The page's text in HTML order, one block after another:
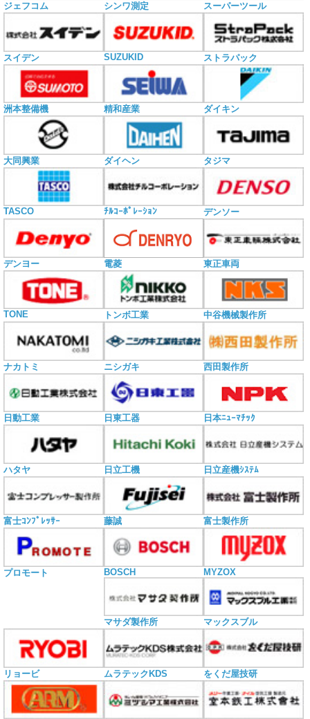
ジェフコム シンワ測定 スーパーツール
スイデン SUZUKID ストラパック
洲本整備機 精和産業 ダイキン
大同興業 ダイヘン タジマ
TASCO ﾁﾙｺｰﾎﾟﾚｰｼｮﾝ デンソー
デンヨー 電菱 東正車両
TONE トンボ工業 中谷機械製作所
ナカトミ ニシガキ 西田製作所
日動工業 日東工器 日本ﾆｭｰﾏﾁｯｸ
ハタヤ 日立工機 日立産機ｼｽﾃﾑ
富士ｺﾝﾌﾟﾚｯｻｰ 藤誠 富士製作所
プロモート BOSCH MYZOX
マサダ製作所 マックスブル
リョービ ムラテックKDS をくだ屋技研